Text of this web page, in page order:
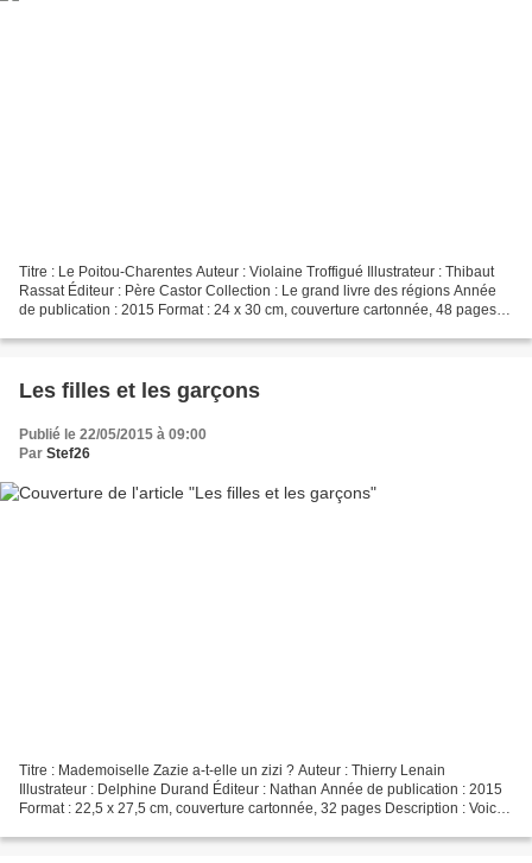
Titre : Le Poitou-Charentes Auteur : Violaine Troffigué Illustrateur : Thibaut
Rassat Éditeur : Père Castor Collection : Le grand livre des régions Année
de publication : 2015 Format : 24 x 30 cm, couverture cartonnée, 48 pages
Les filles et les garçons
Publié le 22/05/2015 à 09:00
Par Stef26
Titre : Mademoiselle Zazie a-t-elle un zizi ? Auteur : Thierry Lenain
Illustrateur : Delphine Durand Éditeur : Nathan Année de publication : 2015
Format : 22,5 x 27,5 cm, couverture cartonnée, 32 pages Description : Voici